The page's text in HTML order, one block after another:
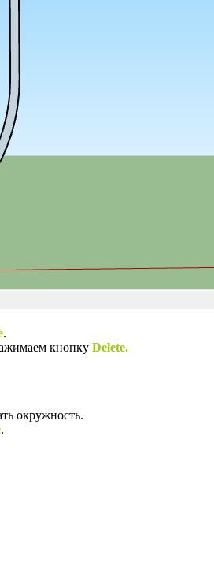
.
кнопку Delete.
окружность.
.